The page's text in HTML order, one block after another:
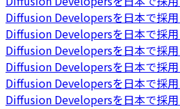
Diffusion Developersを日本で採用
Diffusion Developersを日本で採用
Diffusion Developersを日本で採用
Diffusion Developersを日本で採用
Diffusion Developersを日本で採用
Diffusion Developersを日本で採用